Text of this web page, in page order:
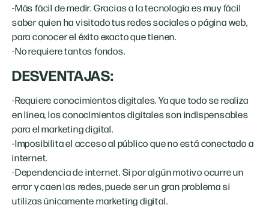
-Más fácil de medir. Gracias a la tecnología es muy fácil
saber quien ha visitado tus redes sociales o página web,
para conocer el éxito exacto que tienen.
-No requiere tantos fondos.
DESVENTAJAS:
-Requiere conocimientos digitales. Ya que todo se realiza
en línea, los conocimientos digitales son indispensables
para el marketing digital.
-Imposibilita el acceso al público que no está conectado a
internet.
-Dependencia de internet. Si por algún motivo ocurre un
error y caen las redes, puede ser un gran problema si
utilizas únicamente marketing digital.